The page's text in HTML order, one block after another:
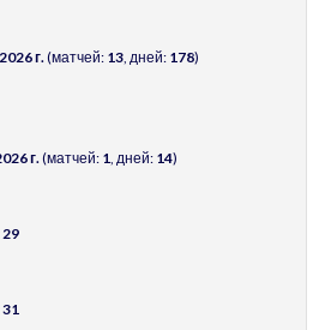
г.(матчей: 13, дней: 178)
г.(матчей: 1, дней: 14)
29
31